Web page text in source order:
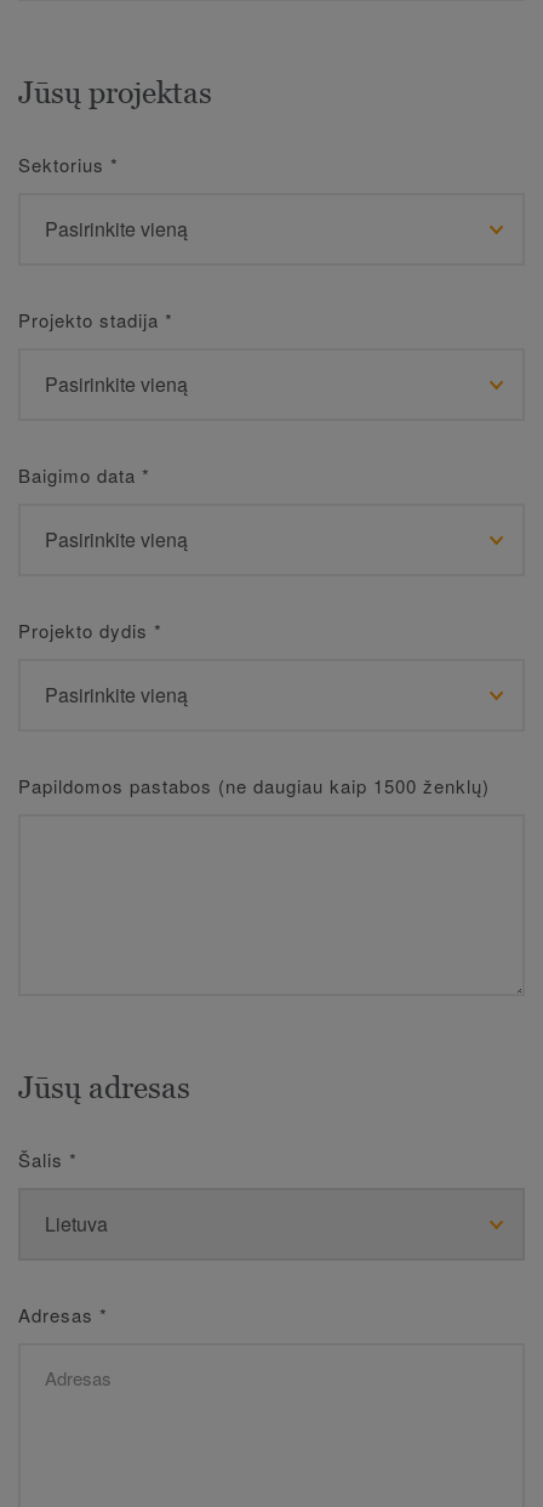
Jūsų projektas
Sektorius *
Projekto stadija *
Baigimo data *
Projekto dydis *
Papildomos pastabos (ne daugiau kaip 1500 ženklų)
Jūsų adresas
Šalis *
Adresas *